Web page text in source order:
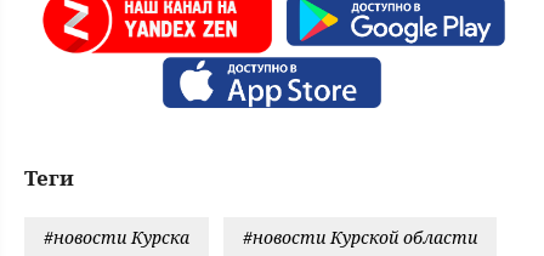
Теги
#новости Курска #новости Курской области